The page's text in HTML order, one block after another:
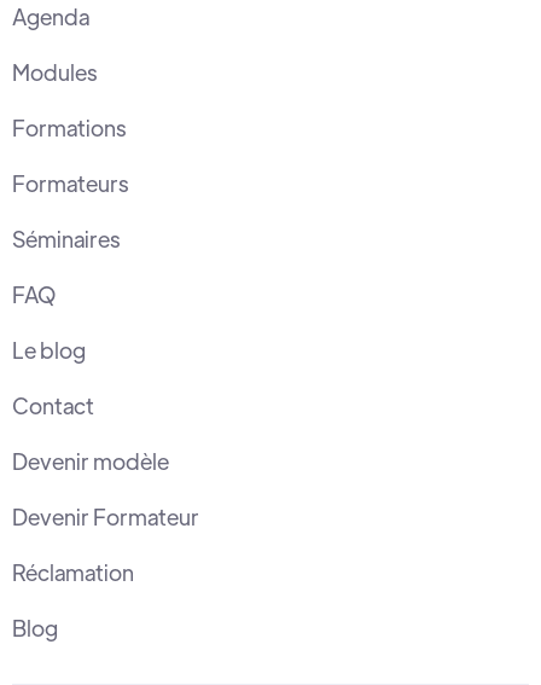
Agenda
Modules
Formations
Formateurs
Séminaires
FAQ
Le blog
Contact
Devenir modèle
Devenir Formateur
Réclamation
Blog